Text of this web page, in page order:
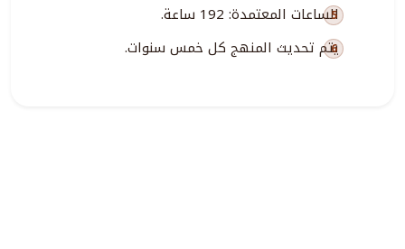
الساعات المعتمدة: 192 ساعة.
يتم تحديث المنهج كل خمس سنوات.